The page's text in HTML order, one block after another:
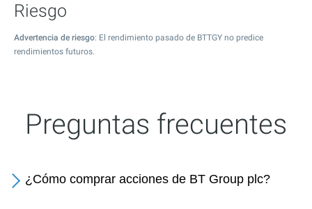
Riesgo
Advertencia de riesgo: El rendimiento pasado de BTTGY no predice
rendimientos futuros.
Preguntas frecuentes
¿Cómo comprar acciones de BT Group plc?